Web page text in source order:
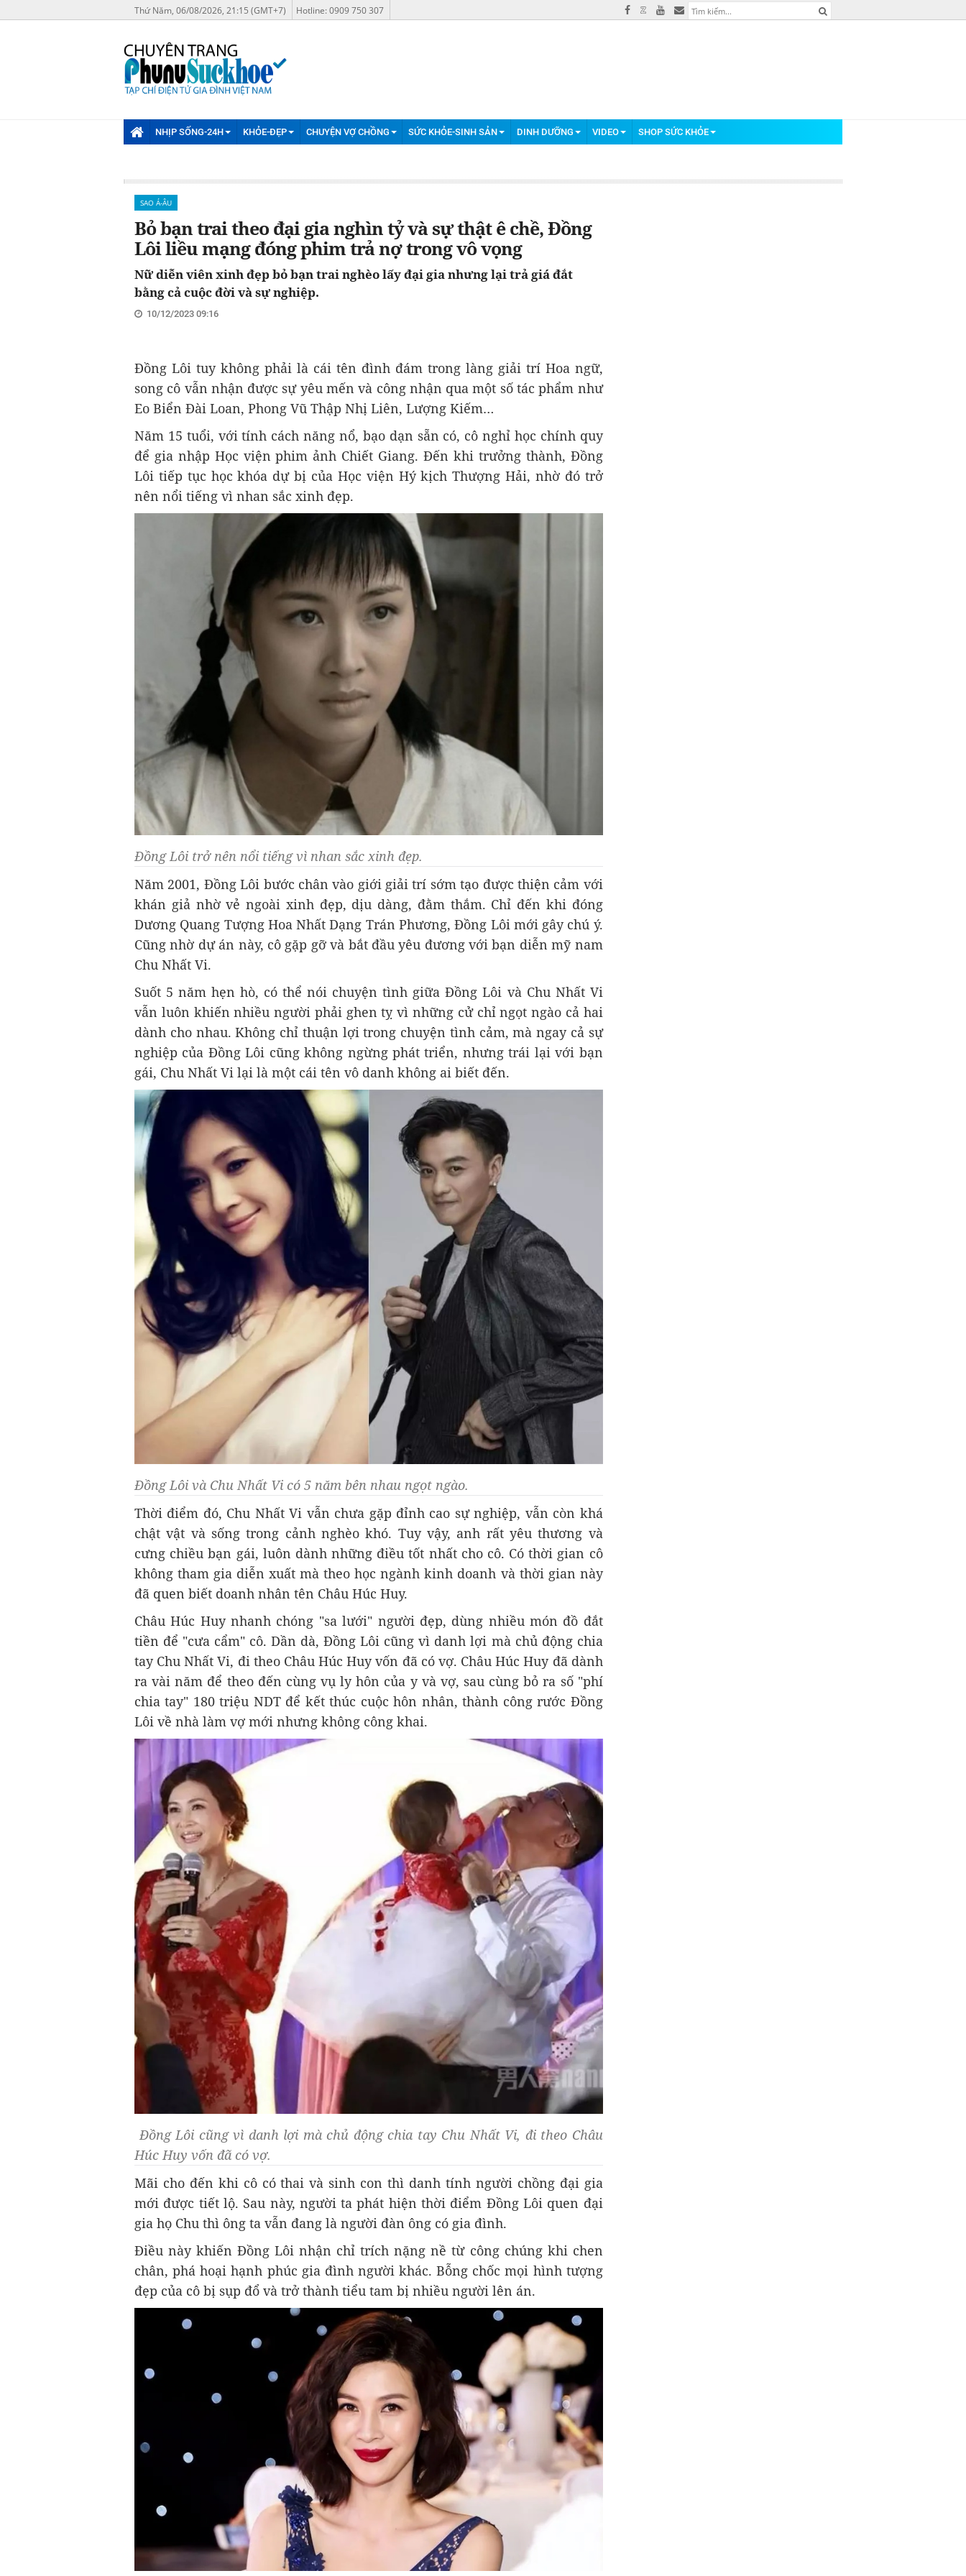
Thứ Năm, 06/08/2026, 21:15 (GMT+7) Hotline: 0909 750 307
NHỊP SỐNG-24H KHỎE-ĐẸP CHUYỆN VỢ CHỒNG SỨC KHỎE-SINH SẢN DINH DƯỠNG VIDEO SHOP SỨC KHỎE
SAO Á-ÂU
Bỏ bạn trai theo đại gia nghìn tỷ và sự thật ê chề, Đồng
Lôi liều mạng đóng phim trả nợ trong vô vọng
Nữ diễn viên xinh đẹp bỏ bạn trai nghèo lấy đại gia nhưng lại trả giá đắt
bằng cả cuộc đời và sự nghiệp.
10/12/2023 09:16
Đồng Lôi tuy không phải là cái tên đình đám trong làng giải trí Hoa ngữ,
song cô vẫn nhận được sự yêu mến và công nhận qua một số tác phẩm như
Eo Biển Đài Loan, Phong Vũ Thập Nhị Liên, Lượng Kiếm…
Năm 15 tuổi, với tính cách năng nổ, bạo dạn sẵn có, cô nghỉ học chính quy
để gia nhập Học viện phim ảnh Chiết Giang. Đến khi trưởng thành, Đồng
Lôi tiếp tục học khóa dự bị của Học viện Hý kịch Thượng Hải, nhờ đó trở
nên nổi tiếng vì nhan sắc xinh đẹp.
Đồng Lôi trở nên nổi tiếng vì nhan sắc xinh đẹp.
Năm 2001, Đồng Lôi bước chân vào giới giải trí sớm tạo được thiện cảm với
khán giả nhờ vẻ ngoài xinh đẹp, dịu dàng, đằm thắm. Chỉ đến khi đóng
Dương Quang Tượng Hoa Nhất Dạng Trán Phương, Đồng Lôi mới gây chú ý.
Cũng nhờ dự án này, cô gặp gỡ và bắt đầu yêu đương với bạn diễn mỹ nam
Chu Nhất Vi.
Suốt 5 năm hẹn hò, có thể nói chuyện tình giữa Đồng Lôi và Chu Nhất Vi
vẫn luôn khiến nhiều người phải ghen tỵ vì những cử chỉ ngọt ngào cả hai
dành cho nhau. Không chỉ thuận lợi trong chuyện tình cảm, mà ngay cả sự
nghiệp của Đồng Lôi cũng không ngừng phát triển, nhưng trái lại với bạn
gái, Chu Nhất Vi lại là một cái tên vô danh không ai biết đến.
Đồng Lôi và Chu Nhất Vi có 5 năm bên nhau ngọt ngào.
Thời điểm đó, Chu Nhất Vi vẫn chưa gặp đỉnh cao sự nghiệp, vẫn còn khá
chật vật và sống trong cảnh nghèo khó. Tuy vậy, anh rất yêu thương và
cưng chiều bạn gái, luôn dành những điều tốt nhất cho cô. Có thời gian cô
không tham gia diễn xuất mà theo học ngành kinh doanh và thời gian này
đã quen biết doanh nhân tên Châu Húc Huy.
Châu Húc Huy nhanh chóng "sa lưới" người đẹp, dùng nhiều món đồ đắt
tiền để "cưa cẩm" cô. Dần dà, Đồng Lôi cũng vì danh lợi mà chủ động chia
tay Chu Nhất Vi, đi theo Châu Húc Huy vốn đã có vợ. Châu Húc Huy đã dành
ra vài năm để theo đến cùng vụ ly hôn của y và vợ, sau cùng bỏ ra số "phí
chia tay" 180 triệu NDT để kết thúc cuộc hôn nhân, thành công rước Đồng
Lôi về nhà làm vợ mới nhưng không công khai.
Đồng Lôi cũng vì danh lợi mà chủ động chia tay Chu Nhất Vi, đi theo Châu
Húc Huy vốn đã có vợ.
Mãi cho đến khi cô có thai và sinh con thì danh tính người chồng đại gia
mới được tiết lộ. Sau này, người ta phát hiện thời điểm Đồng Lôi quen đại
gia họ Chu thì ông ta vẫn đang là người đàn ông có gia đình.
Điều này khiến Đồng Lôi nhận chỉ trích nặng nề từ công chúng khi chen
chân, phá hoại hạnh phúc gia đình người khác. Bỗng chốc mọi hình tượng
đẹp của cô bị sụp đổ và trở thành tiểu tam bị nhiều người lên án.